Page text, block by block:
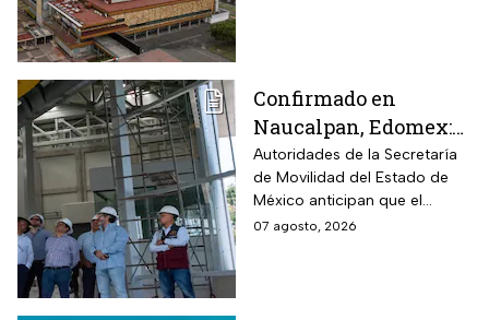
Confirmado en
Naucalpan, Edomex:
la Línea 3 del
Mexicable llega al
71,4% de avance y
anuncian cuándo
Autoridades de la Secretaría
de Movilidad del Estado de
México anticipan que el
transporte teleférico reducirá
07 agosto, 2026